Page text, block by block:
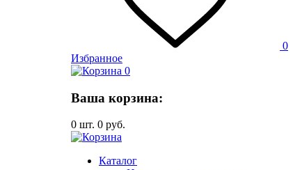
0
Избранное
0
Ваша корзина:
0 шт. 0 руб.
Каталог